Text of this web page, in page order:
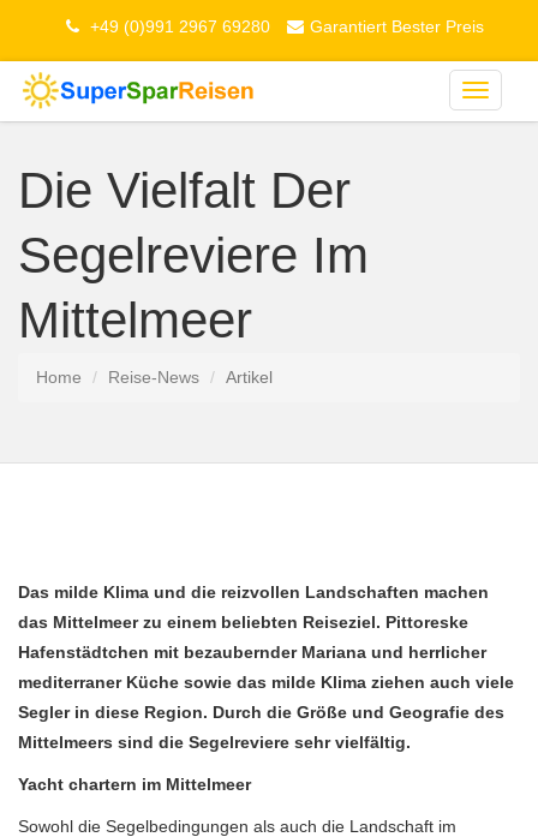
+49 (0)991 2967 69280 Garantiert Bester Preis
Toggle
Die Vielfalt Der
Segelreviere Im
Mittelmeer
Home Reise-News Artikel
Das milde Klima und die reizvollen Landschaften machen
das Mittelmeer zu einem beliebten Reiseziel. Pittoreske
Hafenstädtchen mit bezaubernder Mariana und herrlicher
mediterraner Küche sowie das milde Klima ziehen auch viele
Segler in diese Region. Durch die Größe und Geografie des
Mittelmeers sind die Segelreviere sehr vielfältig.
Yacht chartern im Mittelmeer
Sowohl die Segelbedingungen als auch die Landschaft im